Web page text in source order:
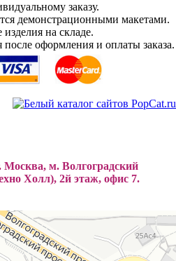
заказу.
демонстрационными макетами.
на складе.
оформления и оплаты заказа.
Москва, м. Волгоградский
Холл), 2й этаж, офис 7.